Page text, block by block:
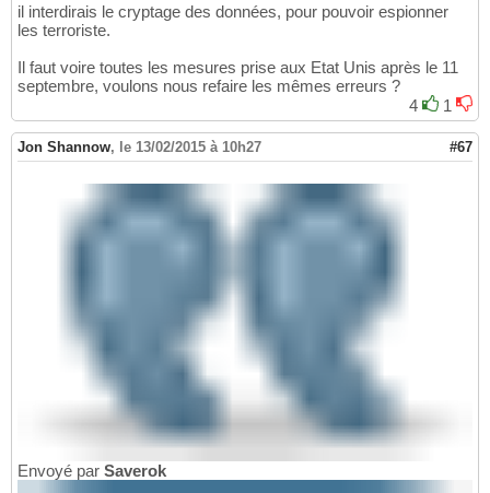
il interdirais le cryptage des données, pour pouvoir espionner
les terroriste.
Il faut voire toutes les mesures prise aux Etat Unis après le 11
septembre, voulons nous refaire les mêmes erreurs ?
4
1
Jon Shannow, le 13/02/2015 à 10h27 #67
Envoyé par Saverok